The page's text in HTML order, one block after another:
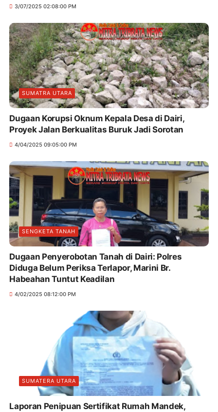
3/07/2025 02:08:00 PM
SUMATRA UTARA
Dugaan Korupsi Oknum Kepala Desa di Dairi,
Proyek Jalan Berkualitas Buruk Jadi Sorotan
4/04/2025 09:05:00 PM
SENGKETA TANAH
Dugaan Penyerobotan Tanah di Dairi: Polres
Diduga Belum Periksa Terlapor, Marini Br.
Habeahan Tuntut Keadilan
4/02/2025 08:12:00 PM
SUMATERA UTARA
Laporan Penipuan Sertifikat Rumah Mandek,